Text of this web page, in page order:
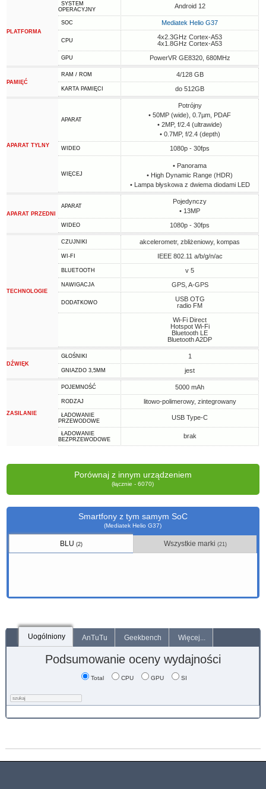
PLATFORMA
SYSTEM
OPERACYJNY
Android 12
SOC Mediatek Helio G37
CPU
4x2.3GHz Cortex-A53
4x1.8GHz Cortex-A53
GPU PowerVR GE8320, 680MHz
PAMIĘĆ
RAM / ROM 4/128 GB
KARTA PAMIĘCI do 512GB
APARAT TYLNY
APARAT
Potrójny
• 50MP (wide), 0.7µm, PDAF
• 2MP, f/2.4 (ultrawide)
• 0.7MP, f/2.4 (depth)
WIDEO 1080p - 30fps
WIĘCEJ
• Panorama
• High Dynamic Range (HDR)
• Lampa błyskowa z dwiema diodami LED
APARAT PRZEDNI
APARAT
Pojedynczy
• 13MP
WIDEO 1080p - 30fps
TECHNOLOGIE
CZUJNIKI akcelerometr, zbliżeniowy, kompas
WI-FI IEEE 802.11 a/b/g/n/ac
BLUETOOTH v 5
NAWIGACJA GPS, A-GPS
DODATKOWO
USB OTG
radio FM
Wi-Fi Direct
Hotspot Wi-Fi
Bluetooth LE
Bluetooth A2DP
DŹWIĘK
GŁOŚNIKI 1
GNIAZDO 3,5MM jest
ZASILANIE
POJEMNOŚĆ 5000 mAh
RODZAJ litowo-polimerowy, zintegrowany
ŁADOWANIE
PRZEWODOWE
USB Type-C
ŁADOWANIE
BEZPRZEWODOWE
brak
Porównaj z innym urządzeniem
(łącznie - 6070)
Smartfony z tym samym SoC
(Mediatek Helio G37)
BLU(2) Wszystkie marki (21)
Uogólniony AnTuTu Geekbench Więcej...
Podsumowanie oceny wydajności
Total CPU GPU SI